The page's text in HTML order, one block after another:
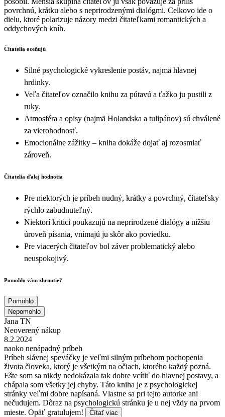
povrchnú, krátku alebo s neprirodzenými dialógmi. Celkovo ide o
dielu, ktoré polarizuje názory medzi čitateľkami romantických a
oddychových kníh.
Čitatelia oceňujú
Silné psychologické vykreslenie postáv, najmä hlavnej
hrdinky.
Veľa čitateľov označilo knihu za pútavú a ťažko ju pustili z
ruky.
Atmosféra a opisy (najmä Holandska a tulipánov) sú chválené
za vierohodnosť.
Emocionálne zážitky – kniha dokáže dojať aj rozosmiať
zároveň.
Čitatelia ďalej hodnotia
Pre niektorých je príbeh nudný, krátky a povrchný, čítateľsky
rýchlo zabudnuteľný.
Niektorí kritici poukazujú na neprirodzené dialógy a nižšiu
úroveň písania, vnímajú ju skôr ako poviedku.
Pre viacerých čitateľov bol záver problematický alebo
neuspokojivý.
Pomohlo vám zhrnutie?
Pomohlo
Nepomohlo
Jana TN
Neoverený nákup
8.2.2024
naoko nenápadný príbeh
Príbeh slávnej speváčky je veľmi silným príbehom pochopenia
života človeka, ktorý je všetkým na očiach, ktorého každý pozná.
Ešte som sa nikdy nedokázala tak dobre vcítiť do hlavnej postavy, a
chápala som všetky jej chyby. Táto kniha je z psychologickej
stránky veľmi dobre napísaná. Vlastne sa pri tejto autorke ani
nečudujem. Dôraz na psychologickú stránku je u nej vždy na prvom
mieste. Opäť gratulujem!
Čítať viac